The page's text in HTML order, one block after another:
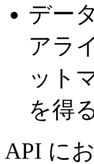
デー
アラ
ット
を得
API に